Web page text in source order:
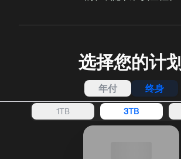
选择您的计划
年付 终身
1TB 3TB